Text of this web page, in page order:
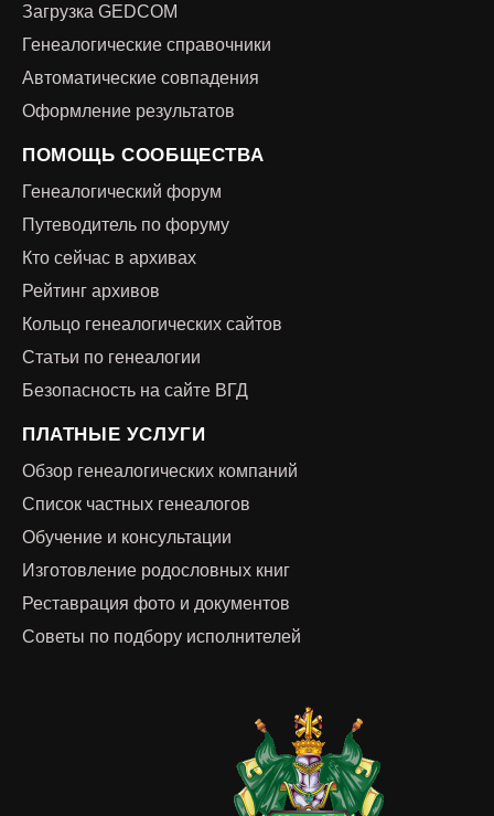
Загрузка GEDCOM
Генеалогические справочники
Автоматические совпадения
Оформление результатов
ПОМОЩЬ СООБЩЕСТВА
Генеалогический форум
Путеводитель по форуму
Кто сейчас в архивах
Рейтинг архивов
Кольцо генеалогических сайтов
Статьи по генеалогии
Безопасность на сайте ВГД
ПЛАТНЫЕ УСЛУГИ
Обзор генеалогических компаний
Список частных генеалогов
Обучение и консультации
Изготовление родословных книг
Реставрация фото и документов
Советы по подбору исполнителей